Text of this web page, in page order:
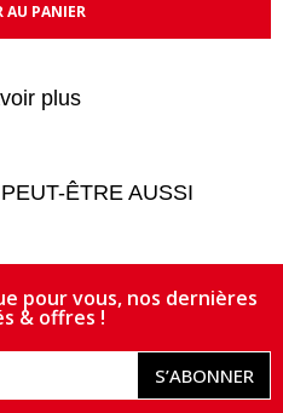
AU PANIER
plus
ÊTRE AUSSI
pour vous, nos dernières
& offres !
S’ABONNER